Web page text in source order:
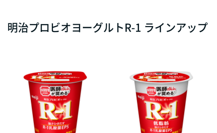
明治プロビオヨーグルトR-1 ラインアップ